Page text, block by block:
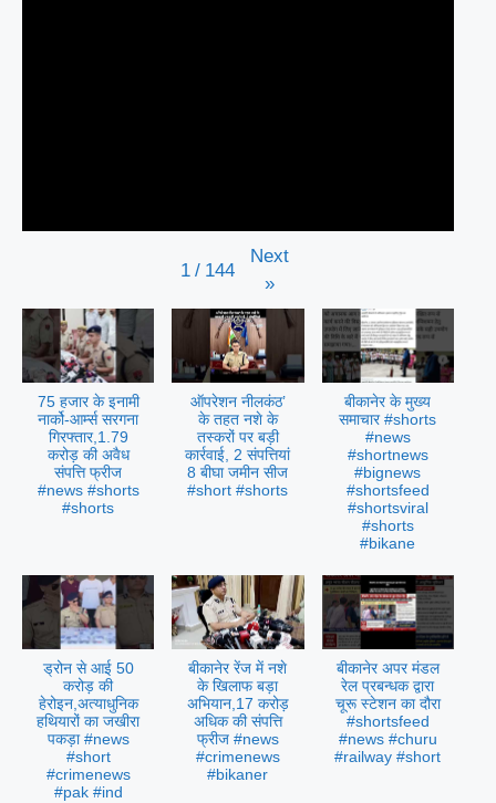
1 / 144
Next
»
75 हजार के इनामी
नार्को-आर्म्स सरगना
गिरफ्तार,1.79
करोड़ की अवैध
संपत्ति फ्रीज
#news #shorts
#shorts
ऑपरेशन नीलकंठ’
के तहत नशे के
तस्करों पर बड़ी
कार्रवाई, 2 संपत्तियां
8 बीघा जमीन सीज
#short #shorts
बीकानेर के मुख्य
समाचार #shorts
#news
#shortnews
#bignews
#shortsfeed
#shortsviral
#shorts
#bikane
ड्रोन से आई 50
करोड़ की
हेरोइन,अत्याधुनिक
हथियारों का जखीरा
पकड़ा #news
#short
#crimenews
#pak #ind
बीकानेर रेंज में नशे
के खिलाफ बड़ा
अभियान,17 करोड़
अधिक की संपत्ति
फ्रीज #news
#crimenews
#bikaner
बीकानेर अपर मंडल
रेल प्रबन्धक द्वारा
चूरू स्टेशन का दौरा
#shortsfeed
#news #churu
#railway #short